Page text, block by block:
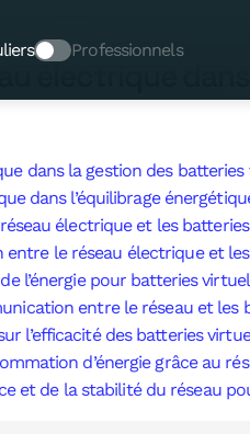
Professionnels
le réseau
électrique
dans la gestion des
dans l’équilibrage
électrique et les
entre le réseau électrique et
l’énergie pour batteries
entre le réseau et les
l’efficacité des batteries
d’énergie grâce au
et de la stabilité du réseau